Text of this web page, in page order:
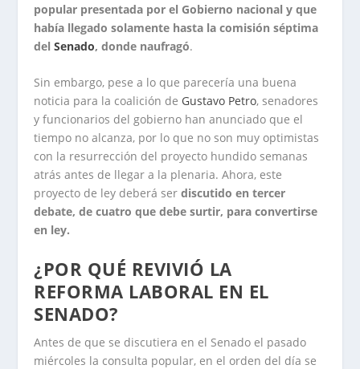
popular presentada por el Gobierno nacional y que
había llegado solamente hasta la comisión séptima
delSenado, donde naufragó.
Sin embargo, pese a lo que parecería una buena
noticia para la coalición de Gustavo Petro, senadores
y funcionarios del gobierno han anunciado que el
tiempo no alcanza, por lo que no son muy optimistas
con la resurrección del proyecto hundido semanas
atrás antes de llegar a la plenaria. Ahora, este
proyecto de ley deberá ser discutido en tercer
debate, de cuatro que debe surtir, para convertirse
en ley.
¿POR QUÉ REVIVIÓ LA
REFORMA LABORAL EN EL
SENADO?
Antes de que se discutiera en el Senado el pasado
miércoles la consulta popular, en el orden del día se